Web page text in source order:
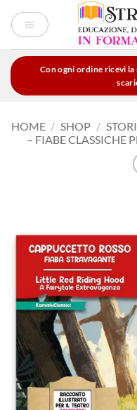
Con ogni ordine ricevi
HOME / SHOP /
– FIABE CLASSICHE